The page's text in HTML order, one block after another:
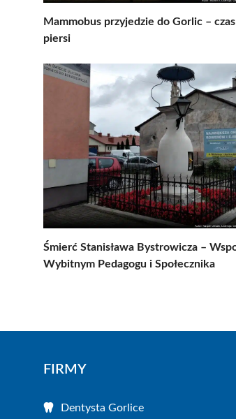
Mammobus przyjedzie do Gorlic –
piersi
Śmierć Stanisława Bystrowicza –
Wybitnym Pedagogu i Społecznika
FIRMY
Dentysta Gorlice